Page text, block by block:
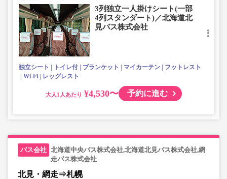
3列独立一人掛けシート(一部
4列スタンダート)／北海道北
見バス株式会社
独立シート トイレ付 ブランケット マイカーテン
フットレスト
Wi-Fi
レッグレスト
大人 ¥4,530〜 予約に進む
北海道中央バス株式会社,北海道北見バス株式会社,網
走バス株式会社
北見・網走⇒札幌